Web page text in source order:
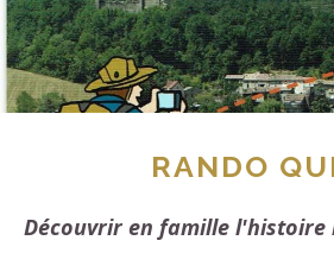
RANDO
Découvrir en famille l'histoire